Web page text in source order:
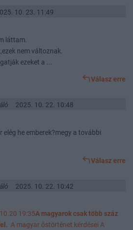
10. 23. 11:49
láttam.
nem változnak.
ezeket a ...
Válasz erre
2025. 10. 22. 10:48
he emberek?megy a további
Válasz erre
2025. 10. 22. 10:42
19:35A magyarok csak több száz
A magyar őstörténet kérdései A